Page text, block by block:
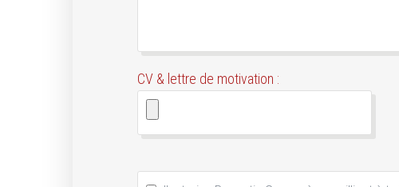
CV & lettre de motivation :